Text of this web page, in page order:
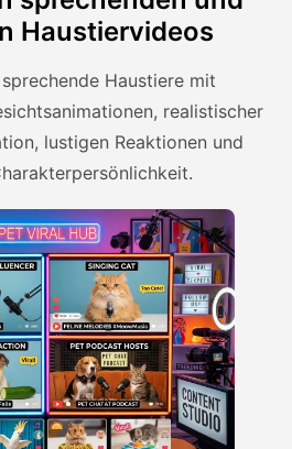
Haustiervideos
Haustiere mit
realistischer
lustigen Reaktionen und